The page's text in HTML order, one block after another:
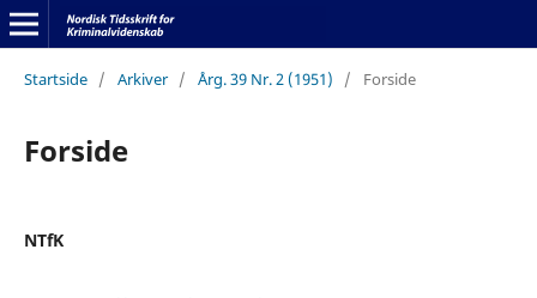
Startside / Arkiver / Årg. 39 Nr. 2 (1951) / Forside
Forside
NTfK